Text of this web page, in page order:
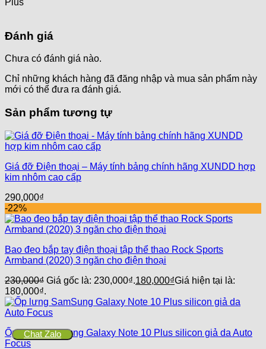
Đánh giá
Chưa có đánh giá nào.
Chỉ những khách hàng đã đăng nhập và mua sản phẩm này
mới có thể đưa ra đánh giá.
Sản phẩm tương tự
Giá đỡ Điện thoại – Máy tính bảng chính hãng XUNDD hợp
kim nhôm cao cấp
290,000₫
-22%
Bao đeo bắp tay điện thoại tập thể thao Rock Sports
Armband (2020) 3 ngăn cho điện thoại
230,000₫ Giá gốc là: 230,000₫.180,000₫Giá hiện tại là:
180,000₫.
Ốp lưng SamSung Galaxy Note 10 Plus silicon giả da Auto
Focus
Chat Zalo